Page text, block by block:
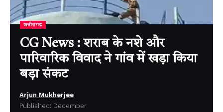
छत्तीसगढ़
CG News : शराब के नशे और
पारिवारिक विवाद ने गांव में खड़ा किया
बड़ा संकट
Arjun Mukherjee
Published: December